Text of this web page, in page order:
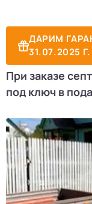
ДАРИМ
31.07.2025 Г.
При заказе
под ключ в